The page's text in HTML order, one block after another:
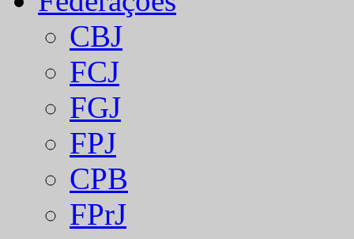
CBJ
FCJ
FGJ
FPJ
CPB
FPrJ